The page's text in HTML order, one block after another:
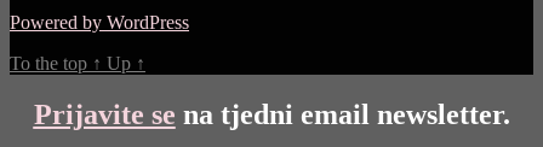
Powered by WordPress
To the top ↑ Up ↑
Prijavite se na tjedni email newsletter.